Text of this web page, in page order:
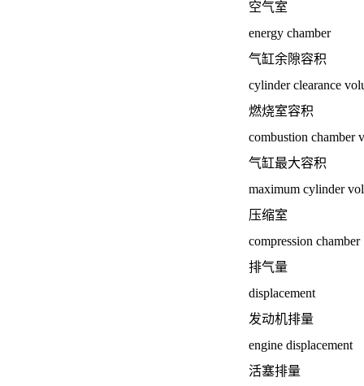
空气室
energy chamber
气缸余隙容积
cylinder clearance
燃烧室容积
combustion chamber
气缸最大容积
maximum cylinder
压缩室
compression chamber
排气量
displacement
发动机排量
engine displacement
活塞排量